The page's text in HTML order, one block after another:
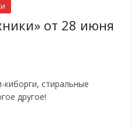
от 28 июня
стиральные
другое!